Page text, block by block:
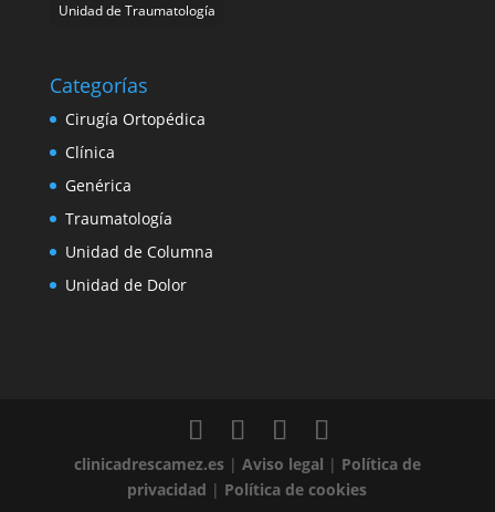
Unidad de Traumatología
Categorías
Cirugía Ortopédica
Clínica
Genérica
Traumatología
Unidad de Columna
Unidad de Dolor
clinicadrescamez.es| Aviso legal | Política de
privacidad | Política de cookies